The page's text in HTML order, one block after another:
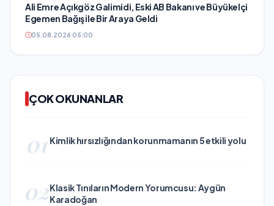
Ali Emre Açıkgöz Galimidi, Eski AB Bakanı ve Büyükelçi
Egemen Bağış ile Bir Araya Geldi
05.08.2026 05:00
ÇOK OKUNANLAR
01 Kimlik hırsızlığından korunmamanın 5 etkili yolu
02Klasik Tınıların Modern Yorumcusu: Aygün
Karadoğan